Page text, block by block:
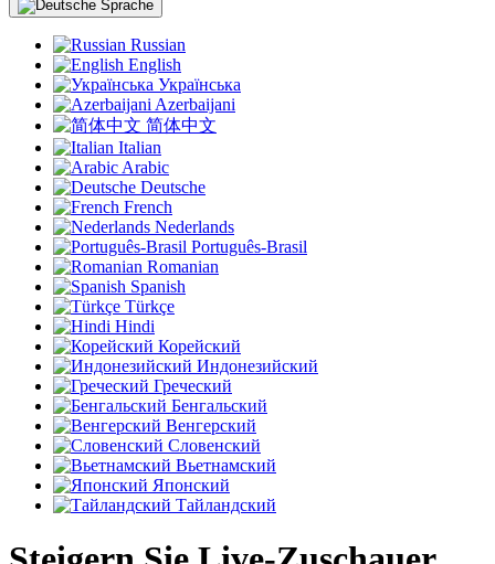
Sprache
Russian
English
Українська
Azerbaijani
简体中文
Italian
Arabic
Deutsche
French
Nederlands
Português-Brasil
Romanian
Spanish
Türkçe
Hindi
Корейский
Индонезийский
Греческий
Бенгальский
Венгерский
Словенский
Вьетнамский
Японский
Тайландский